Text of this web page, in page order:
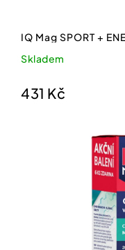
IQ Mag SPORT +
Skladem
431 Kč